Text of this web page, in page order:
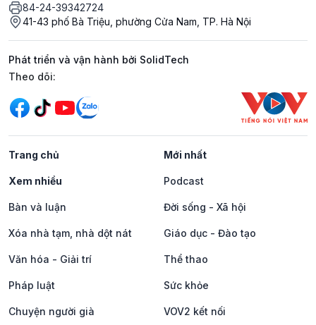
84-24-39342724
41-43 phố Bà Triệu, phường Cửa Nam, TP. Hà Nội
Phát triển và vận hành bởi SolidTech
Mạng xã hội
Theo dõi:
Trang chủ Mới nhất
Xem nhiều Podcast
Bàn và luận Đời sống - Xã hội
Xóa nhà tạm, nhà dột nát Giáo dục - Đào tạo
Văn hóa - Giải trí Thể thao
Pháp luật Sức khỏe
Chuyện người già VOV2 kết nối